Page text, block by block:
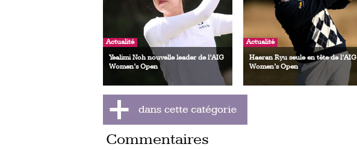
Actualité
Yealimi Noh nouvelle leader de l’AIG
Women’s Open
Actualité
Haeran Ryu seule en tête de l’AIG
Women’s Open
Commentaires